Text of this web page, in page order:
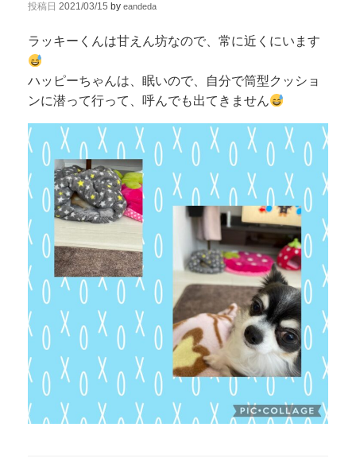
投稿日 2021/03/15 by eandeda
ラッキーくんは甘えん坊なので、常に近くにいます
ハッピーちゃんは、眠いので、自分で筒型クッショ
ンに潜って行って、呼んでも出てきません